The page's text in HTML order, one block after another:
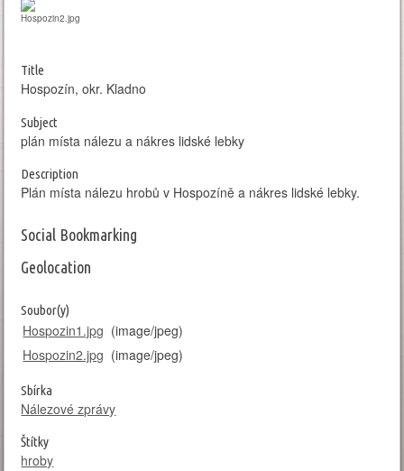
Title
Hospozín, okr. Kladno
Subject
plán místa nálezu a nákres lidské lebky
Description
Plán místa nálezu hrobů v Hospozíně a nákres lidské lebky.
Social Bookmarking
Geolocation
+
−
Leaflet| Map data: ©
Soubor(y)
Hospozin1.jpg (image/jpeg)
Hospozin2.jpg (image/jpeg)
Sbírka
Nálezové zprávy
Štítky
hroby